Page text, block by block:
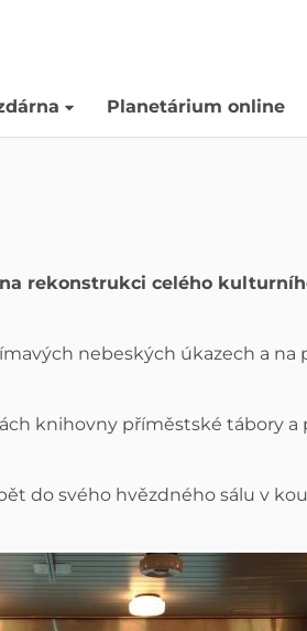
Planetárium online
rekonstrukci celého
nebeských úkazech a
knihovny příměstské tábory
do svého hvězdného sálu v